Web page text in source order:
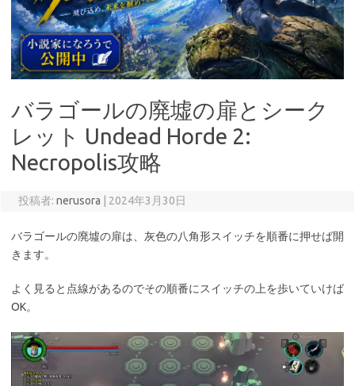
バラゴールの廃墟の扉とシーク
レット Undead Horde 2:
Necropolis攻略
投稿者: nerusora 2024年3月30日
バラゴールの廃墟の扉は、灰色の八角形スイッチを順番に押せば開
きます。
よく見ると点線があるのでその順番にスイッチの上を歩いていけば
OK。